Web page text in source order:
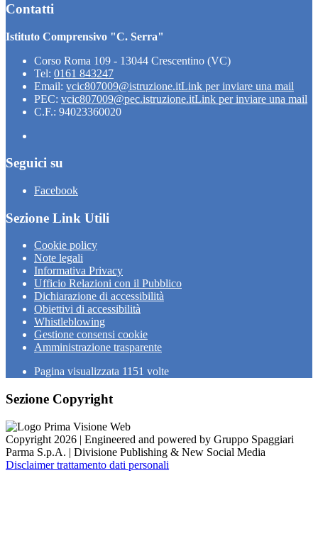
Contatti
Istituto Comprensivo "C. Serra"
Corso Roma 109 - 13044 Crescentino (VC)
Tel: 0161 843247
Email: vcic807009@istruzione.itLink per inviare una mail
PEC: vcic807009@pec.istruzione.itLink per inviare una mail
C.F.: 94023360020
Seguici su
Facebook
Sezione Link Utili
Cookie policy
Note legali
Informativa Privacy
Ufficio Relazioni con il Pubblico
Dichiarazione di accessibilità
Obiettivi di accessibilità
Whistleblowing
Gestione consensi cookie
Amministrazione trasparente
Pagina visualizzata 1151 volte
Sezione Copyright
Copyright 2026 | Engineered and powered by Gruppo Spaggiari
Parma S.p.A. | Divisione Publishing & New Social Media
Disclaimer trattamento dati personali